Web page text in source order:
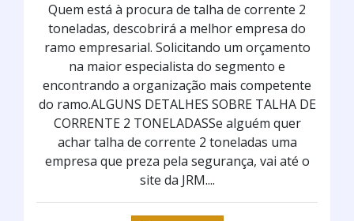
Quem está à procura de talha de corrente 2
toneladas, descobrirá a melhor empresa do
ramo empresarial. Solicitando um orçamento
na maior especialista do segmento e
encontrando a organização mais competente
do ramo.ALGUNS DETALHES SOBRE TALHA DE
CORRENTE 2 TONELADASSe alguém quer
achar talha de corrente 2 toneladas uma
empresa que preza pela segurança, vai até o
site da JRM....